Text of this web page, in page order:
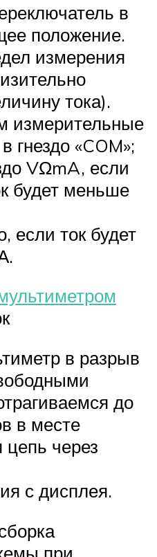
в
положение.
измерения
тока).
измерительные
«COM»;
VΩmA, если
будет меньше
если ток будет
в разрыв
до
в месте
через
с дисплея.